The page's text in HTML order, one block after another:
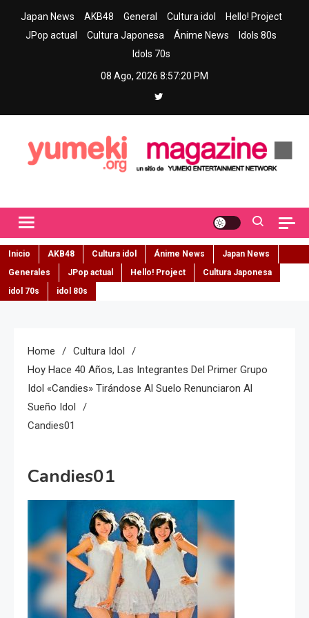
Japan News AKB48 General Cultura idol
Hello! Project
JPop actual
Cultura Japonesa Ánime News
Idols 80s
Idols 70s
08 Ago, 2026 8:57:21 PM
Inicio AKB48 Cultura idol Ánime News
Japan News
Generales
JPop actual Hello! Project
Cultura Japonesa
idol 70s
idol 80s
Home
Cultura Idol
Hoy Hace 40 Años, Las Integrantes Del Primer Grupo
Idol «Candies» Tirándose Al Suelo Renunciaron Al
Sueño Idol
Candies01
Candies01